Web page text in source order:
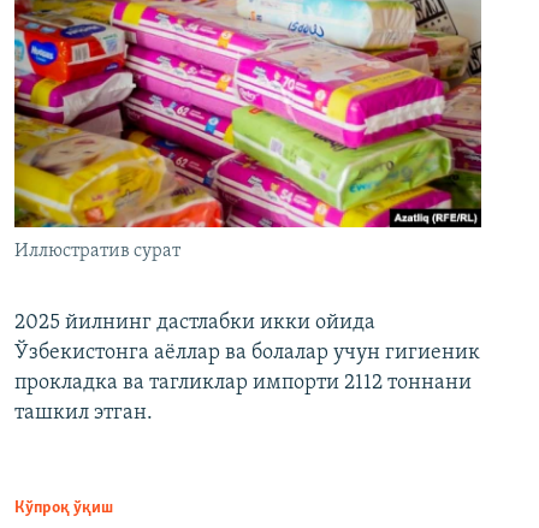
Иллюстратив сурат
2025 йилнинг дастлабки икки ойида
Ўзбекистонга аёллар ва болалар учун гигиеник
прокладка ва тагликлар импорти 2112 тоннани
ташкил этган.
Кўпроқ ўқиш